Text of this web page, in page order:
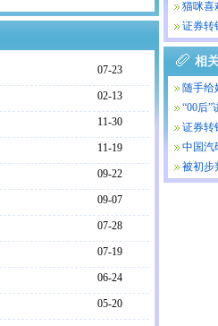
07-23
02-13
11-30
11-19
09-22
09-07
07-28
07-19
06-24
05-20
猫咪喜
证券转
相
随手给
“00后”
证券转
中国汽
被初步